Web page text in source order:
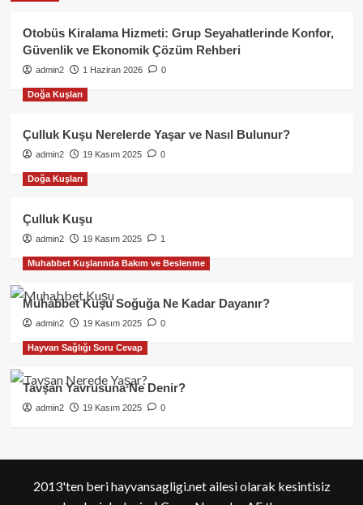
Otobüs Kiralama Hizmeti: Grup Seyahatlerinde Konfor,
Güvenlik ve Ekonomik Çözüm Rehberi
admin2 1 Haziran 2026 0
Doğa Kuşları
Çulluk Kuşu Nerelerde Yaşar ve Nasıl Bulunur?
admin2 19 Kasım 2025 0
Doğa Kuşları
Çulluk Kuşu
admin2 19 Kasım 2025 1
Muhabbet Kuşlarında Bakım ve Beslenme
Muhabbet Kuşu Soğuğa Ne Kadar Dayanır?
admin2 19 Kasım 2025 0
Hayvan Sağlığı Soru Cevap
Tavşan Yavrusuna Ne Denir?
admin2 19 Kasım 2025 0
2013'ten beri hayvansagligi.net ailesi olarak kesintisiz